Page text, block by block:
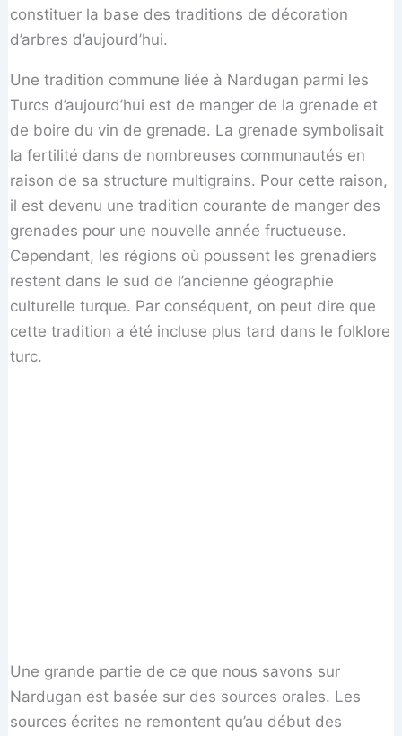
constituer la base des traditions de décoration
d’arbres d’aujourd’hui.
Une tradition commune liée à Nardugan parmi les
Turcs d’aujourd’hui est de manger de la grenade et
de boire du vin de grenade. La grenade symbolisait
la fertilité dans de nombreuses communautés en
raison de sa structure multigrains. Pour cette raison,
il est devenu une tradition courante de manger des
grenades pour une nouvelle année fructueuse.
Cependant, les régions où poussent les grenadiers
restent dans le sud de l’ancienne géographie
culturelle turque. Par conséquent, on peut dire que
cette tradition a été incluse plus tard dans le folklore
turc.
Une grande partie de ce que nous savons sur
Nardugan est basée sur des sources orales. Les
sources écrites ne remontent qu’au début des